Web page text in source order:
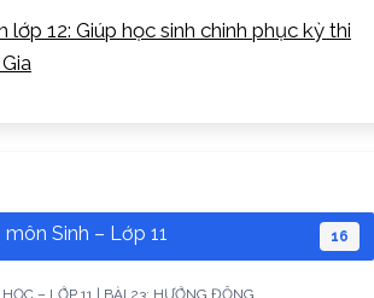
lớp 12: Giúp học sinh chinh phục kỳ thi
Sinh – Lớp 11 16
– LỚP 11 | BÀI 23: HƯỚNG ĐỘNG